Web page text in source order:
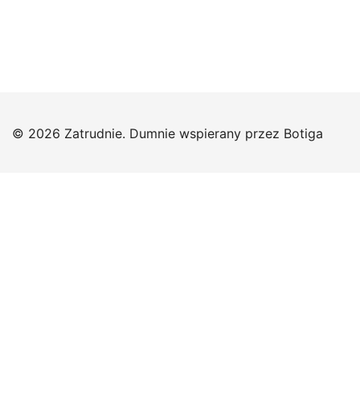
© 2026 Zatrudnie. Dumnie wspierany przez Botiga